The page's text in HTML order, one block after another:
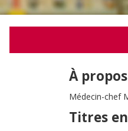
À
Médecin-chef
Titres